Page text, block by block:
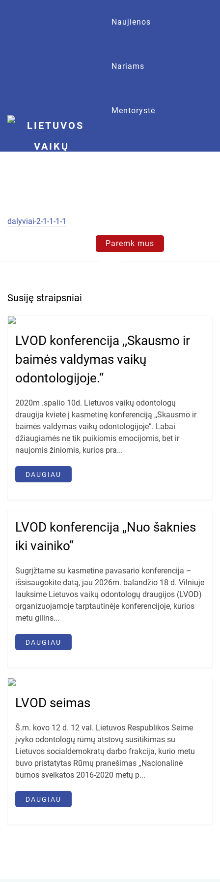
Naujienos
Nariams
Mentorystė
Apie LVOD
Paremk mus
dalyviai-2-1-1-1-1
Susiję straipsniai
LVOD konferencija ,,Skausmo ir
baimės valdymas vaikų
odontologijoje.‘‘
2020m .spalio 10d. Lietuvos vaikų odontologų
draugija kvietė į kasmetinę konferenciją ,,Skausmo ir
baimės valdymas vaikų odontologijoje”. Labai
džiaugiamės ne tik puikiomis emocijomis, bet ir
naujomis žiniomis, kurios pra...
DAUGIAU
LVOD konferencija „Nuo šaknies
iki vainiko”
Sugrįžtame su kasmetine pavasario konferencija –
išsisaugokite datą, jau 2026m. balandžio 18 d. Vilniuje
lauksime Lietuvos vaikų odontologų draugijos (LVOD)
organizuojamoje tarptautinėje konferencijoje, kurios
metu gilins...
DAUGIAU
LVOD seimas
Š.m. kovo 12 d. 12 val. Lietuvos Respublikos Seime
įvyko odontologų rūmų atstovų susitikimas su
Lietuvos socialdemokratų darbo frakcija, kurio metu
buvo pristatytas Rūmų pranešimas „Nacionalinė
burnos sveikatos 2016-2020 metų p...
DAUGIAU